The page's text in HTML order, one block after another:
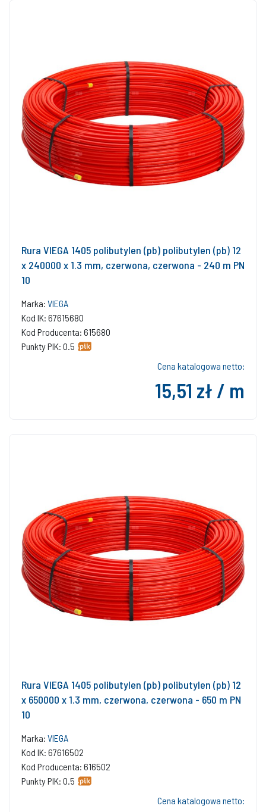
Rura VIEGA 1405 polibutylen (pb) polibutylen (pb) 12
x 240000 x 1.3 mm, czerwona, czerwona - 240 m PN
10
Marka: VIEGA
Kod IK: 67615680
Kod Producenta: 615680
Punkty PIK: 0.5
Cena katalogowa netto:
15,51 zł / m
Rura VIEGA 1405 polibutylen (pb) polibutylen (pb) 12
x 650000 x 1.3 mm, czerwona, czerwona - 650 m PN
10
Marka: VIEGA
Kod IK: 67616502
Kod Producenta: 616502
Punkty PIK: 0.5
Cena katalogowa netto: